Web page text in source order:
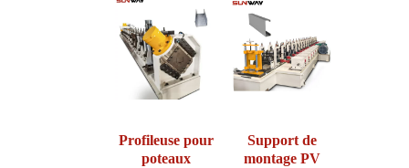
Profileuse pour
poteaux
Support de
montage PV